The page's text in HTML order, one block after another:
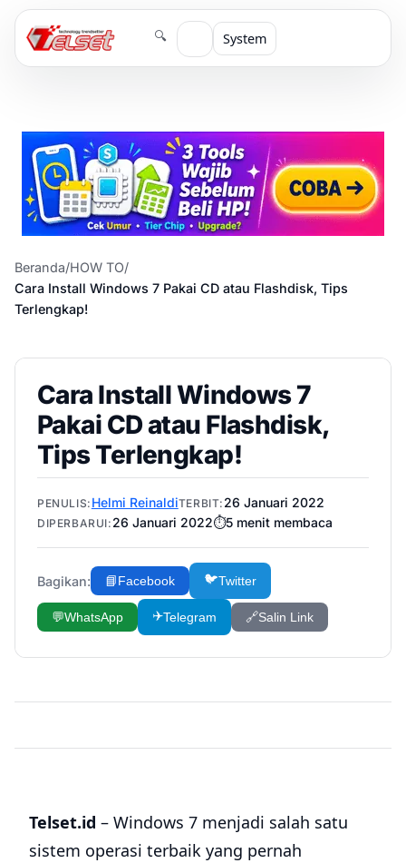
🔍 System
Beranda/HOW TO/
Cara Install Windows 7 Pakai CD atau Flashdisk, Tips
Terlengkap!
Cara Install Windows 7
Pakai CD atau Flashdisk,
Tips Terlengkap!
PENULIS: Helmi ReinaldiTERBIT: 26 Januari 2022
DIPERBARUI: 26 Januari 2022⏱️5menit membaca
Bagikan: 📘Facebook 🐦Twitter
💬WhatsApp ✈️Telegram 🔗Salin Link
Telset.id – Windows 7 menjadi salah satu
sistem operasi terbaik yang pernah